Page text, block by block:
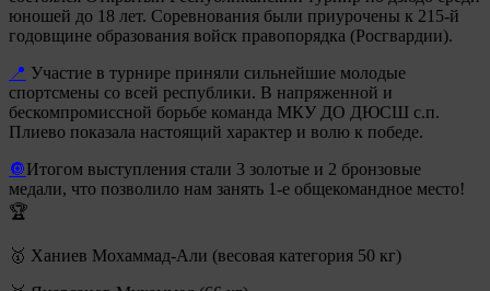
юношей до 18 лет. Соревнования были приурочены к 215-й
годовщине образования войск правопорядка (Росгвардии).
📍 Участие в турнире приняли сильнейшие молодые
спортсмены со всей республики. В напряженной и
бескомпромиссной борьбе команда МКУ ДО ДЮСШ с.п.
Плиево показала настоящий характер и волю к победе.
🔘Итогом выступления стали 3 золотые и 2 бронзовые
медали, что позволило нам занять 1-е общекомандное место!
🏆
🥇 Ханиев Мохаммад-Али (весовая категория 50 кг)